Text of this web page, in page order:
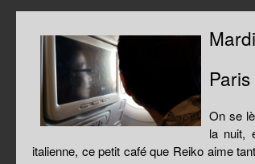
Paris
On se
la nuit,
italienne, ce petit café que Reiko aime